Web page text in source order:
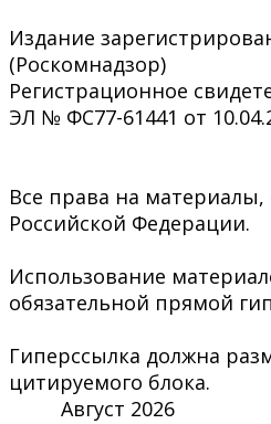
Издание
(Роскомнадзор)
Регистрационное
ЭЛ № ФС77-61441 от
Все права на
Российской Федерации.
Использование
обязательной прямой
Гиперссылка должна
цитируемого блока.
Август 2026